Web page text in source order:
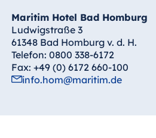
Maritim Hotel Bad Homburg
Ludwigstraße 3
61348 Bad Homburg v. d. H.
Telefon: 0800 338-6172
Fax: +49 (0) 6172 660-100
info.hom@maritim.de